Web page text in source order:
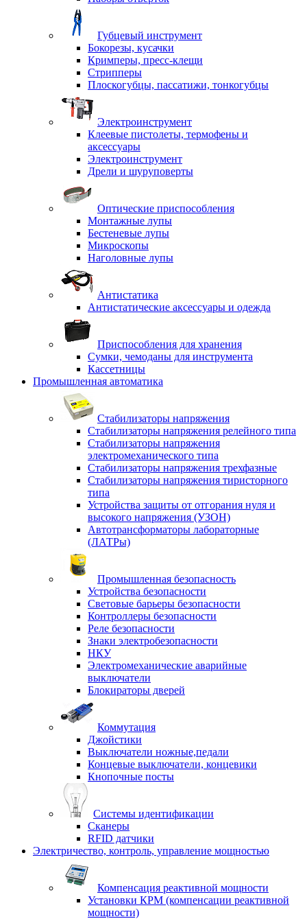
Губцевый инструмент
Бокорезы, кусачки
Кримперы, пресс-клещи
Стрипперы
Плоскогубцы, пассатижи, тонкогубцы
Электроинструмент
Клеевые пистолеты, термофены и
аксессуары
Электроинструмент
Дрели и шуруповерты
Оптические приспособления
Монтажные лупы
Бестеневые лупы
Микроскопы
Наголовные лупы
Антистатика
Антистатические аксессуары и одежда
Приспособления для хранения
Сумки, чемоданы для инструмента
Кассетницы
Промышленная автоматика
Стабилизаторы напряжения
Стабилизаторы напряжения релейного типа
Стабилизаторы напряжения
электромеханического типа
Стабилизаторы напряжения трехфазные
Стабилизаторы напряжения тиристорного
типа
Устройства защиты от отгорания нуля и
высокого напряжения (УЗОН)
Автотрансформаторы лабораторные
(ЛАТРы)
Промышленная безопасность
Устройства безопасности
Световые барьеры безопасности
Контроллеры безопасности
Реле безопасности
Знаки электробезопасности
НКУ
Электромеханические аварийные
выключатели
Блокираторы дверей
Коммутация
Джойстики
Выключатели ножные,педали
Концевые выключатели, концевики
Кнопочные посты
Системы идентификации
Сканеры
RFID датчики
Электричество, контроль, управление мощностью
Компенсация реактивной мощности
Установки КРМ (компенсации реактивной
мощности)